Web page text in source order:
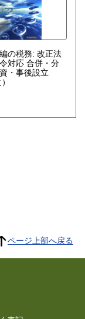
の税務: 改正法
対応 合併・分
・事後設立
ページ上部へ戻る